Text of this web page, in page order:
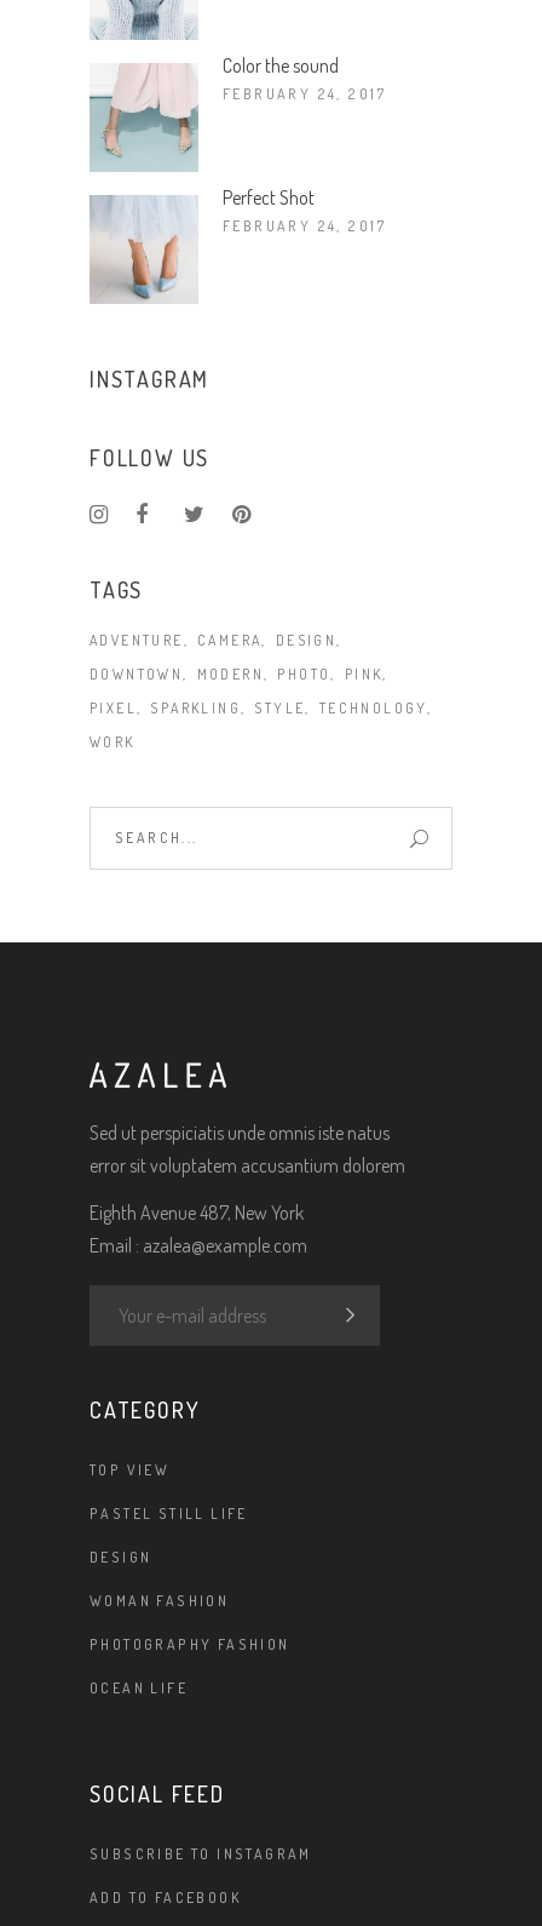
Color the sound
FEBRUARY 24, 2017
Perfect Shot
FEBRUARY 24, 2017
INSTAGRAM
FOLLOW US
TAGS
ADVENTURE CAMERA
DESIGN
DOWNTOWN
MODERN PHOTO
PINK
PIXEL
SPARKLING STYLE
TECHNOLOGY
WORK
Sed ut perspiciatis unde omnis iste natus
error sit voluptatem accusantium dolorem
Eighth Avenue 487, New York
Email : azalea@example.com
CATEGORY
TOP VIEW
PASTEL STILL LIFE
DESIGN
WOMAN FASHION
PHOTOGRAPHY FASHION
OCEAN LIFE
SOCIAL FEED
SUBSCRIBE TO INSTAGRAM
ADD TO FACEBOOK